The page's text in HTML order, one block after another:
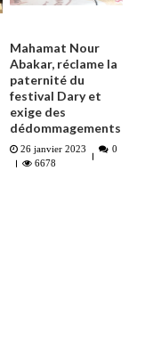
Mahamat Nour
Abakar, réclame la
paternité du
festival Dary et
exige des
dédommagements
26 janvier 2023
0
6678